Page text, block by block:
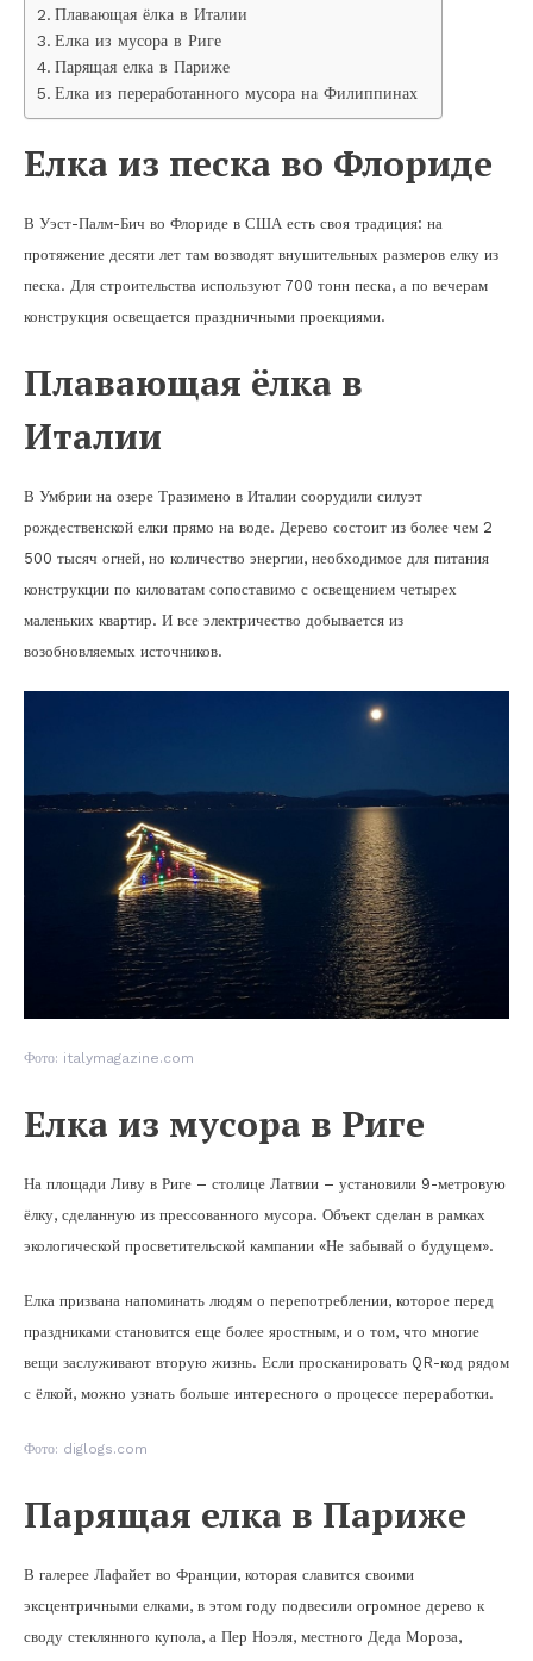
Плавающая ёлка в Италии
Елка из мусора в Риге
Парящая елка в Париже
Елка из переработанного мусора на Филиппинах
Елка из песка во Флориде
В Уэст-Палм-Бич во Флориде в США есть своя традиция: на
протяжение десяти лет там возводят внушительных размеров елку из
песка. Для строительства используют 700 тонн песка, а по вечерам
конструкция освещается праздничными проекциями.
Плавающая ёлка в
Италии
В Умбрии на озере Тразимено в Италии соорудили силуэт
рождественской елки прямо на воде. Дерево состоит из более чем 2
500 тысяч огней, но количество энергии, необходимое для питания
конструкции по киловатам сопоставимо с освещением четырех
маленьких квартир. И все электричество добывается из
возобновляемых источников.
Фото: italymagazine.com
Елка из мусора в Риге
На площади Ливу в Риге – столице Латвии – установили 9-метровую
ёлку, сделанную из прессованного мусора. Объект сделан в рамках
экологической просветительской кампании «Не забывай о будущем».
Елка призвана напоминать людям о перепотреблении, которое перед
праздниками становится еще более яростным, и о том, что многие
вещи заслуживают вторую жизнь. Если просканировать QR-код рядом
с ёлкой, можно узнать больше интересного о процессе переработки.
Фото: diglogs.com
Парящая елка в Париже
В галерее Лафайет во Франции, которая славится своими
эксцентричными елками, в этом году подвесили огромное дерево к
своду стеклянного купола, а Пер Ноэля, местного Деда Мороза,